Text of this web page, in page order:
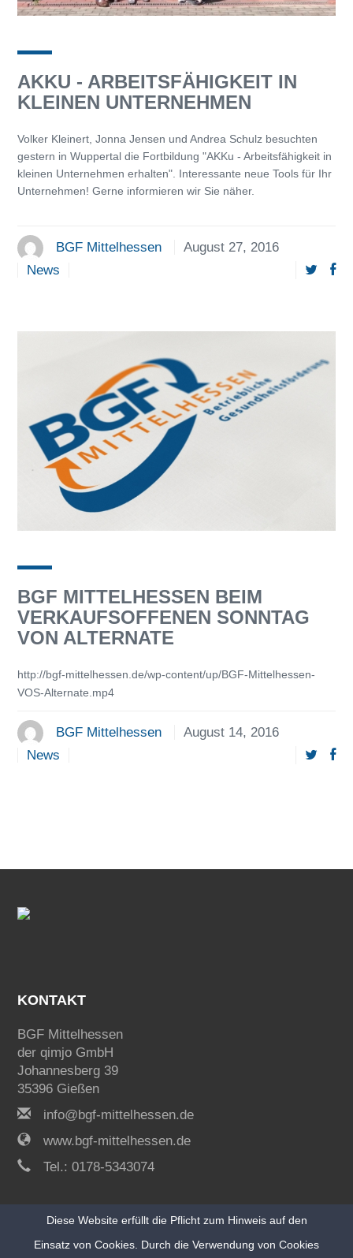
AKKU - ARBEITSFÄHIGKEIT IN
KLEINEN UNTERNEHMEN
Volker Kleinert, Jonna Jensen und Andrea Schulz besuchten
gestern in Wuppertal die Fortbildung "AKKu - Arbeitsfähigkeit in
kleinen Unternehmen erhalten". Interessante neue Tools für Ihr
Unternehmen! Gerne informieren wir Sie näher.
BGF Mittelhessen
August 27, 2016
News
BGF MITTELHESSEN BEIM
VERKAUFSOFFENEN SONNTAG
VON ALTERNATE
http://bgf-mittelhessen.de/wp-content/up/BGF-Mittelhessen-
VOS-Alternate.mp4
BGF Mittelhessen
August 14, 2016
News
KONTAKT
BGF Mittelhessen
der qimjo GmbH
Johannesberg 39
35396 Gießen
info@bgf-mittelhessen.de
www.bgf-mittelhessen.de
Tel.: 0178-5343074
ZUR STARTSEITE IMPRESSUM
Diese Website erfüllt die Pflicht zum Hinweis auf den
Einsatz von Cookies. Durch die Verwendung von Cookies